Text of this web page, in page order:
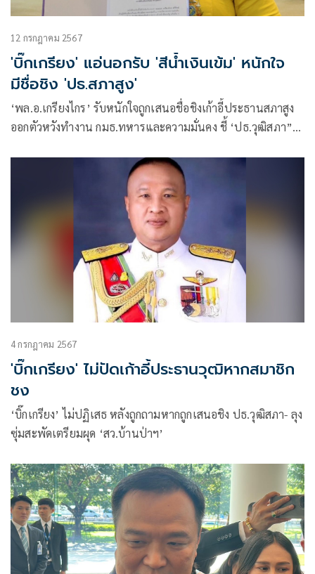
12 กรกฎาคม 2567
'บิ๊กเกรียง' แอ่นอกรับ 'สีน้ำเงินเข้ม' หนักใจ
มีชื่อชิง 'ปธ.สภาสูง'
‘พล.อ.เกรียงไกร’ รับหนักใจถูกเสนอชื่อชิงเก้าอี้ประธานสภาสูง
ออกตัวหวังทำงาน กมธ.ทหารและความมั่นคง ชี้ ‘ปธ.วุฒิสภา”
4 กรกฎาคม 2567
'บิ๊กเกรียง' ไม่ปัดเก้าอี้ประธานวุฒิหากสมาชิก
ชง
‘บิ๊กเกรียง’ ไม่ปฏิเสธ หลังถูกถามหากถูกเสนอชิง ปธ.วุฒิสภา- ลุง
ซุ่มสะพัดเตรียมผุด ‘สว.บ้านป่าฯ’